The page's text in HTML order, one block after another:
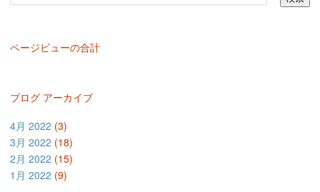
ページビューの合計
ブログ アーカイブ
4月 2022 (3)
3月 2022 (18)
2月 2022 (15)
1月 2022 (9)